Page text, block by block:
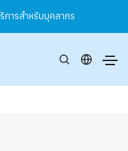
การสำหรับบุคลากร